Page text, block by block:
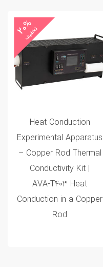
20%
Heat Conduction
Experimental Apparatus
– Copper Rod Thermal
Conductivity Kit |
AVA‑T403 Heat
Conduction in a Copper
Rod